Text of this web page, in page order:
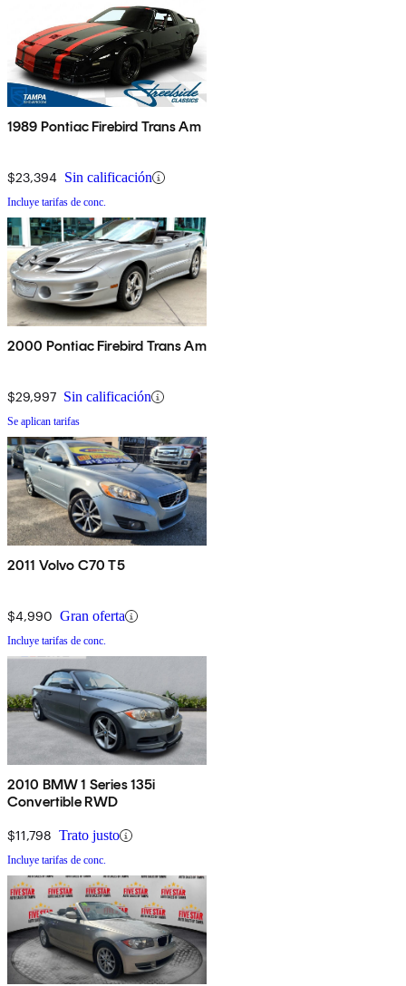
1989 Pontiac Firebird Trans Am
$23,394 Sin calificación
Incluye tarifas de conc.
2000 Pontiac Firebird Trans Am
$29,997 Sin calificación
Se aplican tarifas
2011 Volvo C70 T5
$4,990 Gran oferta
Incluye tarifas de conc.
2010 BMW 1 Series 135i
Convertible RWD
$11,798 Trato justo
Incluye tarifas de conc.